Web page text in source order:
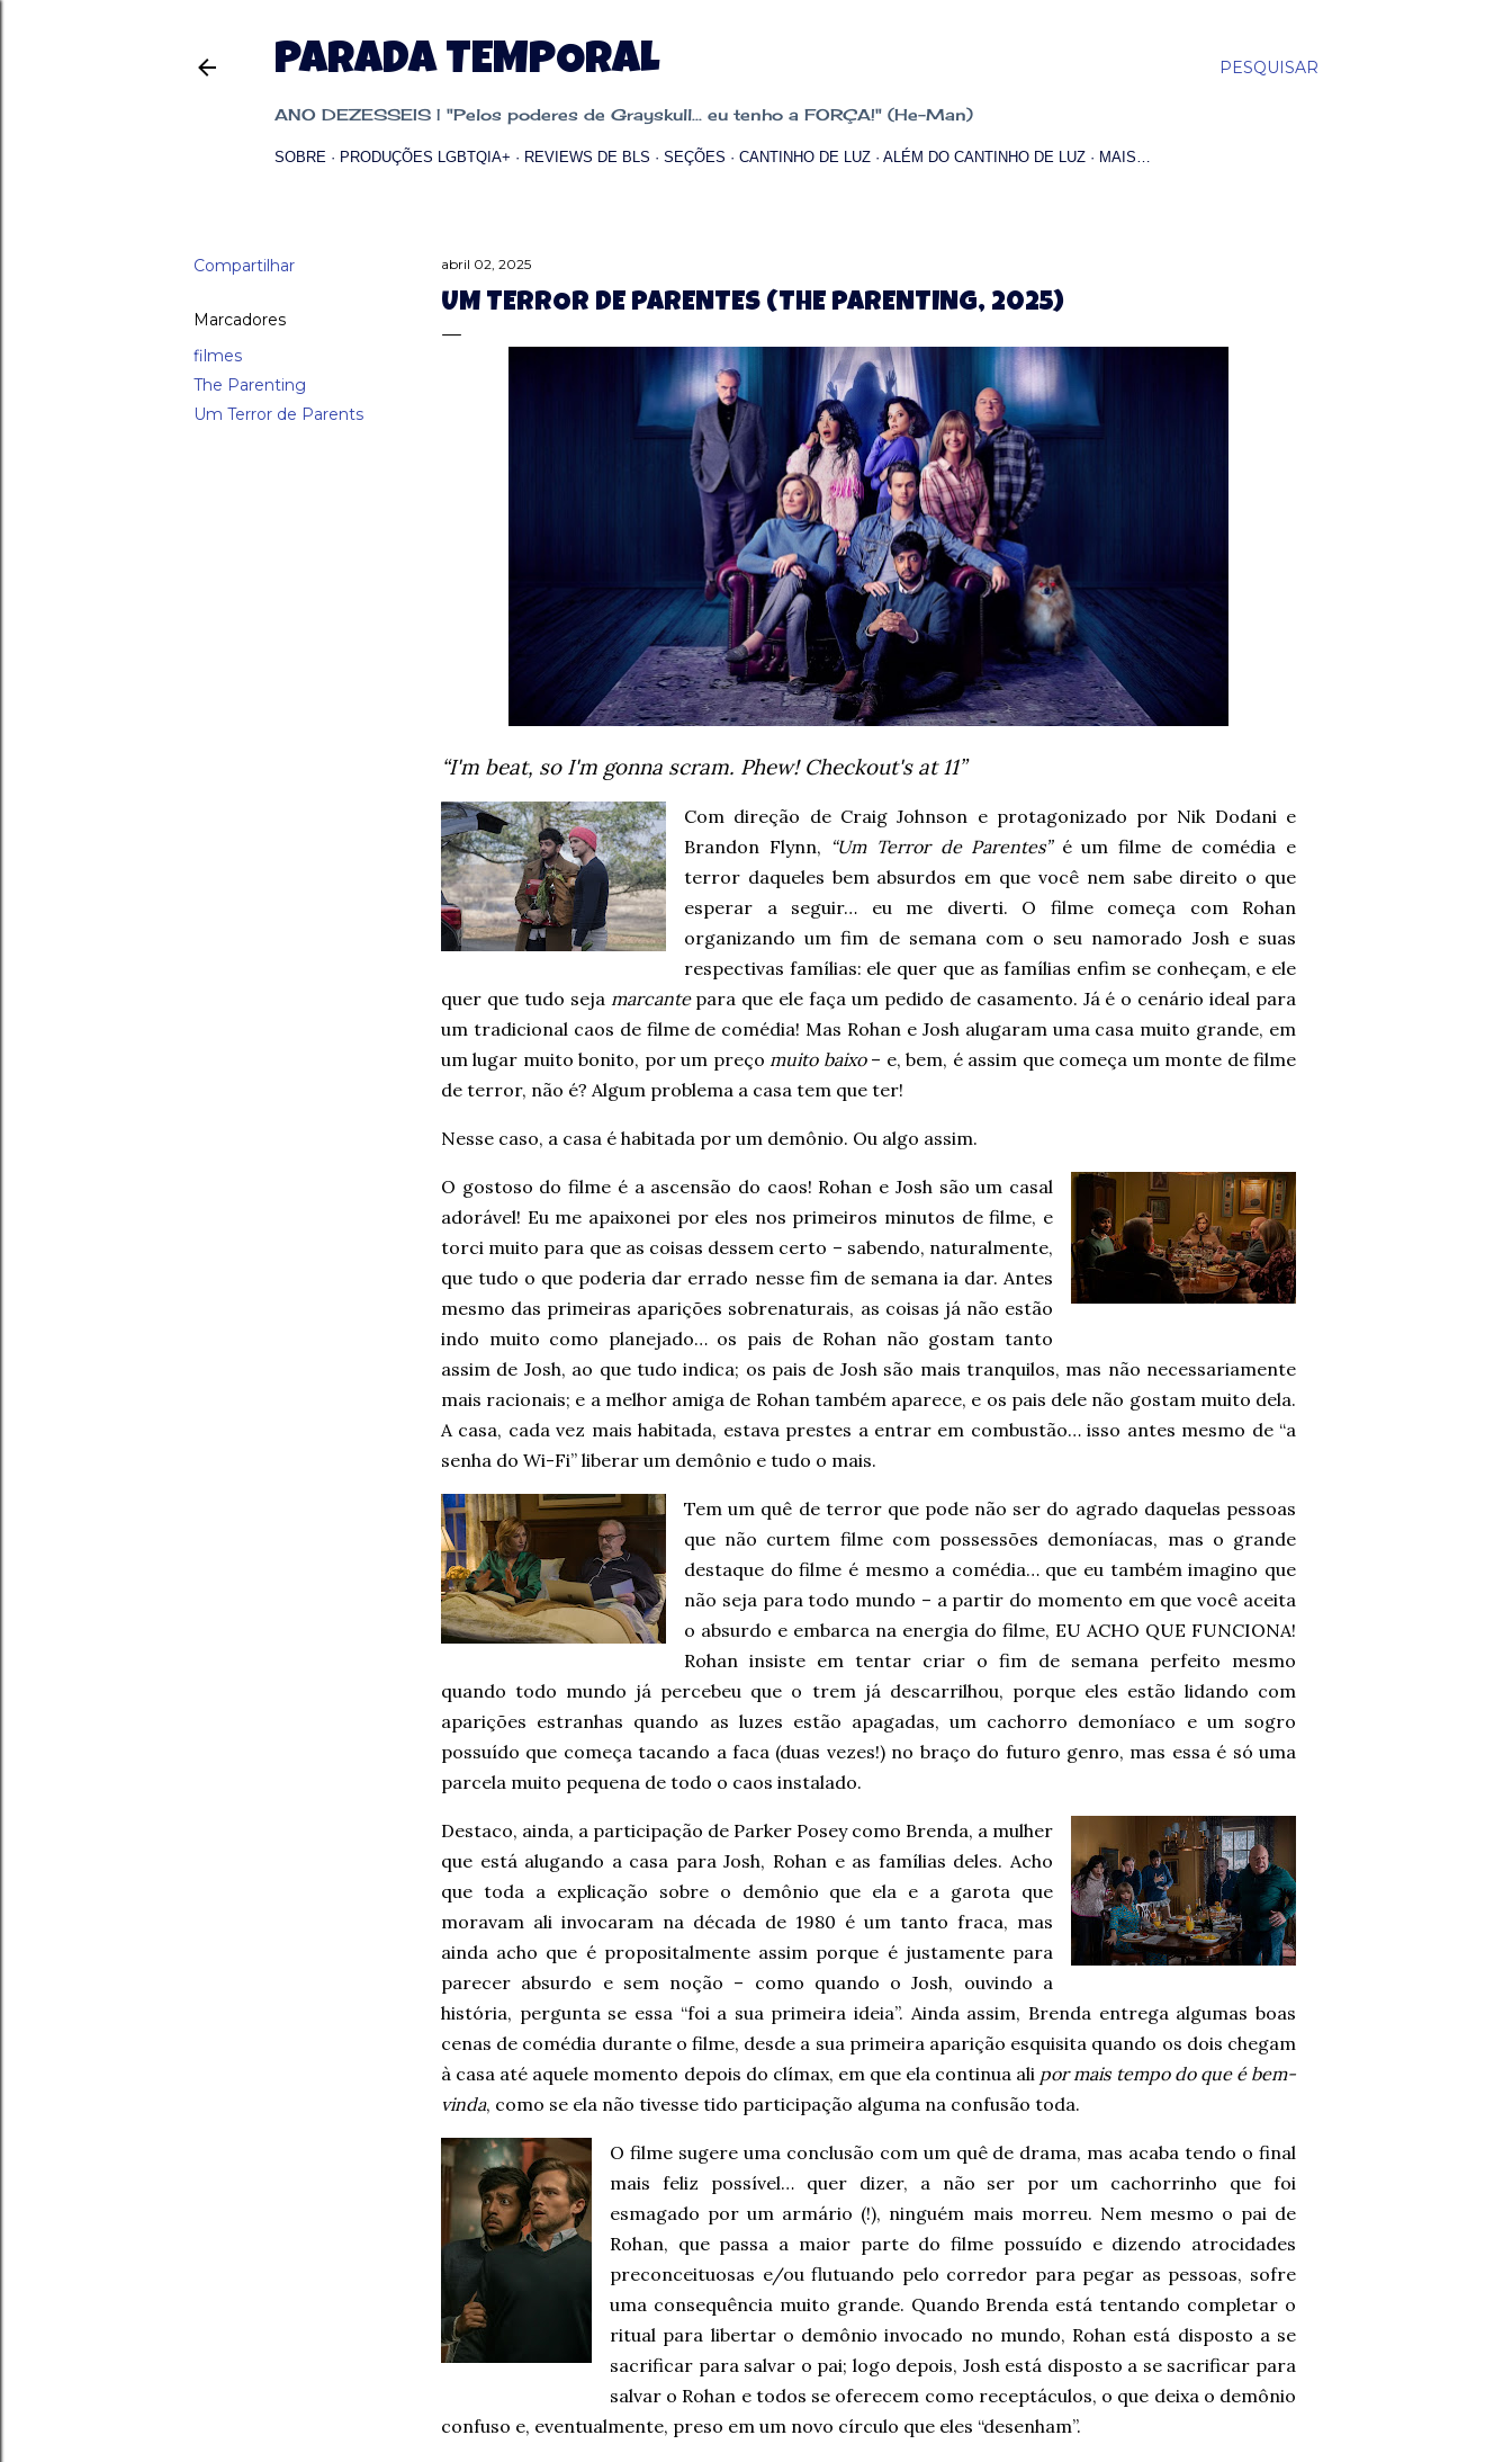
PESQUISAR
PARADA TEMPORAL
ANO DEZESSEIS | "Pelos poderes de Grayskull... eu tenho a FORÇA!" (He-Man)
SOBRE PRODUÇÕES LGBTQIA+ REVIEWS DE BLS SEÇÕES CANTINHO DE LUZ ALÉM DO CANTINHO DE LUZ MAIS…
Compartilhar
Marcadores
filmes
The Parenting
Um Terror de Parents
abril 02, 2025
UM TERROR DE PARENTES (THE PARENTING, 2025)
“I'm beat, so I'm gonna scram. Phew! Checkout's at 11”
Com direção de Craig Johnson e protagonizado por Nik Dodani e
Brandon Flynn, “Um Terror de Parentes”é um filme de comédia e
terror daqueles bem absurdos em que você nem sabe direito o que
esperar a seguir… eu me diverti. O filme começa com Rohan
organizando um fim de semana com o seu namorado Josh e suas
respectivas famílias: ele quer que as famílias enfim se conheçam, e ele
quer que tudo seja marcantepara que ele faça um pedido de casamento. Já é o cenário ideal para
um tradicional caos de filme de comédia! Mas Rohan e Josh alugaram uma casa muito grande, em
um lugar muito bonito, por um preçomuito baixo– e, bem, é assim que começa um monte de filme
de terror, não é? Algum problema a casa tem que ter!
Nesse caso, a casa é habitada por um demônio. Ou algo assim.
O gostoso do filme é a ascensão do caos! Rohan e Josh são um casal
adorável! Eu me apaixonei por eles nos primeiros minutos de filme, e
torci muito para que as coisas dessem certo – sabendo, naturalmente,
que tudo o que poderia dar errado nesse fim de semana ia dar. Antes
mesmo das primeiras aparições sobrenaturais, as coisas já não estão
indo muito como planejado… os pais de Rohan não gostam tanto
assim de Josh, ao que tudo indica; os pais de Josh são mais tranquilos, mas não necessariamente
mais racionais; e a melhor amiga de Rohan também aparece, e os pais dele não gostam muito dela.
A casa, cada vez mais habitada, estava prestes a entrar em combustão… isso antes mesmo de “a
senha do Wi-Fi” liberar um demônio e tudo o mais.
Tem um quê de terror que pode não ser do agrado daquelas pessoas
que não curtem filme com possessões demoníacas, mas o grande
destaque do filme é mesmo a comédia… que eu também imagino que
não seja para todo mundo – a partir do momento em que você aceita
o absurdo e embarca na energia do filme, EU ACHO QUE FUNCIONA!
Rohan insiste em tentar criar o fim de semana perfeito mesmo
quando todo mundo já percebeu que o trem já descarrilhou, porque eles estão lidando com
aparições estranhas quando as luzes estão apagadas, um cachorro demoníaco e um sogro
possuído que começa tacando a faca (duas vezes!) no braço do futuro genro, mas essa é só uma
parcela muito pequena de todo o caos instalado.
Destaco, ainda, a participação de Parker Posey como Brenda, a mulher
que está alugando a casa para Josh, Rohan e as famílias deles. Acho
que toda a explicação sobre o demônio que ela e a garota que
moravam ali invocaram na década de 1980 é um tanto fraca, mas
ainda acho que é propositalmente assim porque é justamente para
parecer absurdo e sem noção – como quando o Josh, ouvindo a
história, pergunta se essa “foi a sua primeira ideia”. Ainda assim, Brenda entrega algumas boas
cenas de comédia durante o filme, desde a sua primeira aparição esquisita quando os dois chegam
à casa até aquele momento depois do clímax, em que ela continua ali por mais tempo do que é bem-
vinda, como se ela não tivesse tido participação alguma na confusão toda.
O filme sugere uma conclusão com um quê de drama, mas acaba tendo o final
mais feliz possível… quer dizer, a não ser por um cachorrinho que foi
esmagado por um armário (!), ninguém mais morreu. Nem mesmo o pai de
Rohan, que passa a maior parte do filme possuído e dizendo atrocidades
preconceituosas e/ou flutuando pelo corredor para pegar as pessoas, sofre
uma consequência muito grande. Quando Brenda está tentando completar o
ritual para libertar o demônio invocado no mundo, Rohan está disposto a se
sacrificar para salvar o pai; logo depois, Josh está disposto a se sacrificar para
salvar o Rohan e todos se oferecem como receptáculos, o que deixa o demônio
confuso e, eventualmente, preso em um novo círculo que eles “desenham”.